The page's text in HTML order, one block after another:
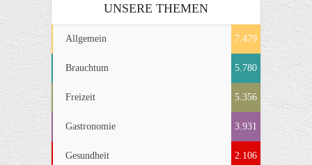
UNSERE THEMEN
Allgemein 7.479
Brauchtum 5.780
Freizeit 5.356
Gastronomie 3.931
Gesundheit 2.106